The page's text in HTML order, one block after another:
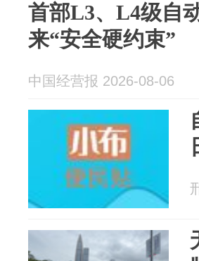
首部L3、L4级自
来“安全硬约束”
中国经营报 2026-08-06